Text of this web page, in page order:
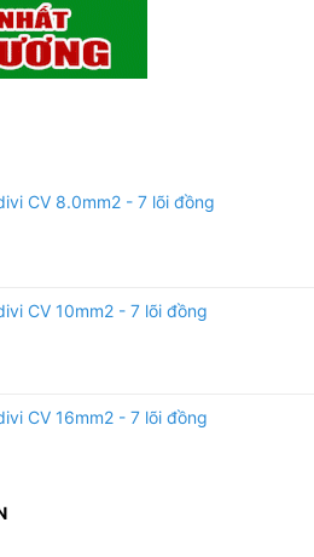
CV 8.0mm2 - 7 lõi đồng
CV 10mm2 - 7 lõi đồng
CV 16mm2 - 7 lõi đồng